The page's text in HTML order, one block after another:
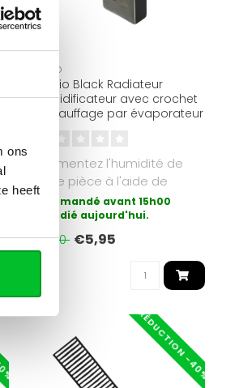
ons
heeft
OPPIO
Oppio Black Radiateur
humidificateur avec crochet
- Chauffage par évaporateur
Augmentez l'humidité de
votre pièce à l'aide de
l'humidificateur en
céramiqu..
Commandé avant 15h00
expédié aujourd'hui.
€11,90 €5,95
RÉDUCTION -40%